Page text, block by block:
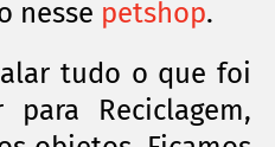
nesse petshop.
tudo o que foi
Reciclagem,